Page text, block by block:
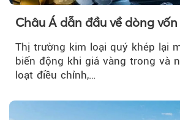
Châu Á dẫn đầu về dòng
Thị trường kim loại quý khép lại
biến động khi giá vàng trong và
loạt điều chỉnh,…